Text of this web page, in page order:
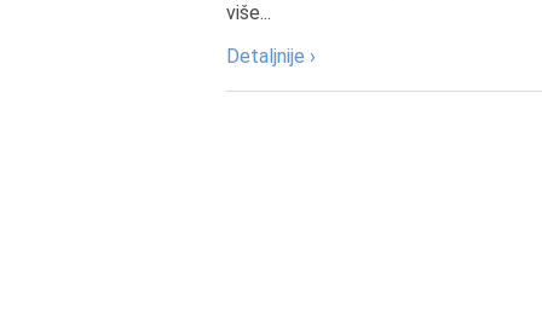
više...
Detaljnije ›